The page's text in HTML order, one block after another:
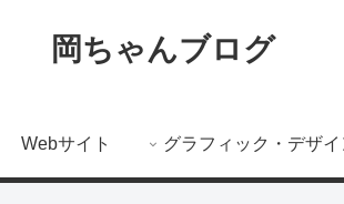
岡ちゃんブログ
Webサイト グラフィック・デザイ